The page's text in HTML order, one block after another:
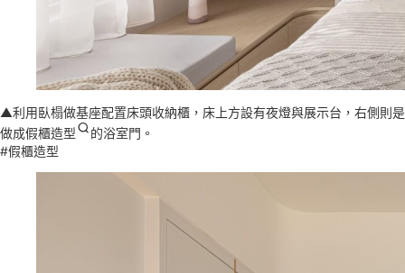
▲利用臥榻做基座配置床頭收納櫃，床上方設有夜燈與展示台，右側則是
做成假櫃造型
的浴室門。
#假櫃造型